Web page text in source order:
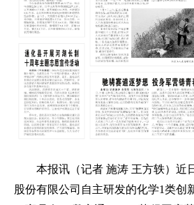
本报讯（记者 施涛 王方轶）近
股份有限公司自主研发的化学1类创